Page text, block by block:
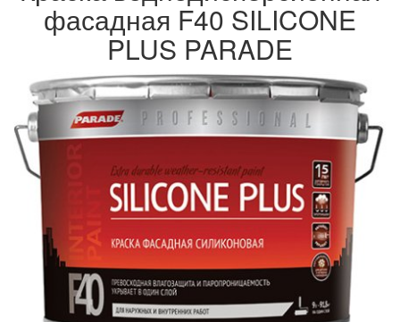
фасадная F40 SILICONE
PLUS PARADE